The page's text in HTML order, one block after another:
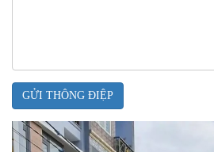
GỬI THÔNG ĐIỆP